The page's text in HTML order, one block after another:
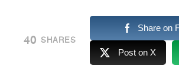
40 SHARES
Share on
Post on X